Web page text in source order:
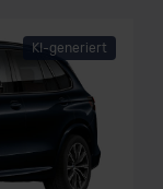
KI-generiert